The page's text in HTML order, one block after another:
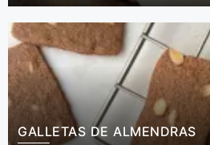
GALLETAS DE ALMENDRAS